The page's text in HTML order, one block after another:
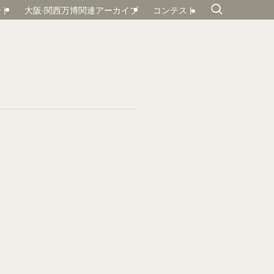
大阪‧関⻄万博関連アーカイブ コンテスト